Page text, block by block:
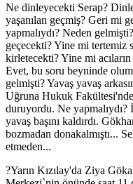
Ne dinleyecekti Serap?
yaşanılan geçmiş? Geri mi
yapmalıydı? Neden
geçecekti? Yine mi tertemiz
kirletecekti? Yine mi
Evet, bu soru beyninde
gelmişti? Yavaş yavaş
Uğruna Hukuk
duruyordu. Ne yapmalıydı?
yavaş başını kaldırdı.
bozmadan donakalmıştı...
etmeden...
?Yarın Kızılay'da Ziya